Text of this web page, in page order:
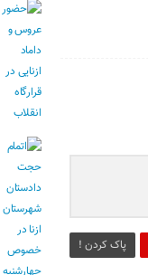
پاک کردن !